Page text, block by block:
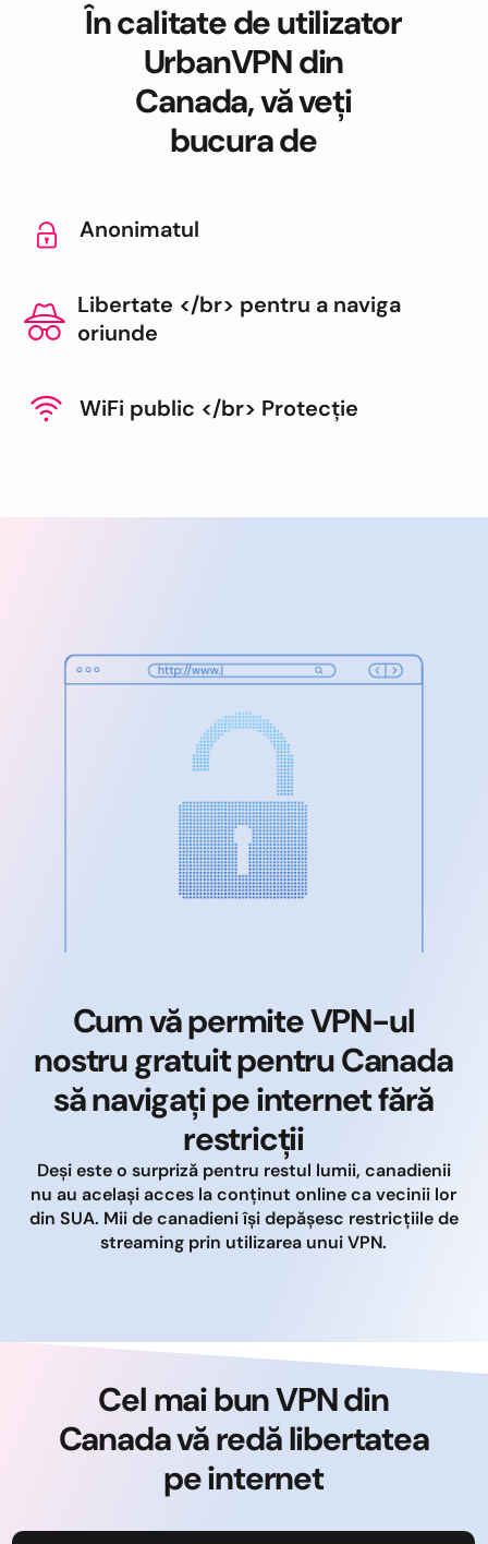
În calitate de utilizator
UrbanVPN din
Canada, vă veți
bucura de
Anonimatul
Libertate </br> pentru a naviga
oriunde
WiFi public </br> Protecție
Cum vă permite VPN-ul
nostru gratuit pentru Canada
să navigați pe internet fără
restricții
Deși este o surpriză pentru restul lumii, canadienii
nu au același acces la conținut online ca vecinii lor
din SUA. Mii de canadieni își depășesc restricțiile de
streaming prin utilizarea unui VPN.
Cel mai bun VPN din
Canada vă redă libertatea
pe internet